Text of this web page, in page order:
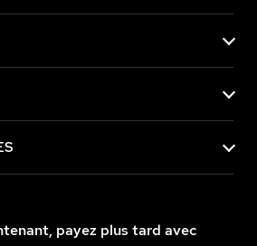
payez plus tard avec